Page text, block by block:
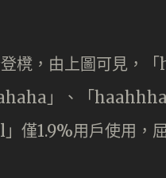
櫈，由上圖可見，
」、「
」僅1.9%用戶使用，